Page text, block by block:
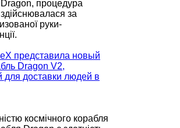
процедура
за
руки-
космічного корабля